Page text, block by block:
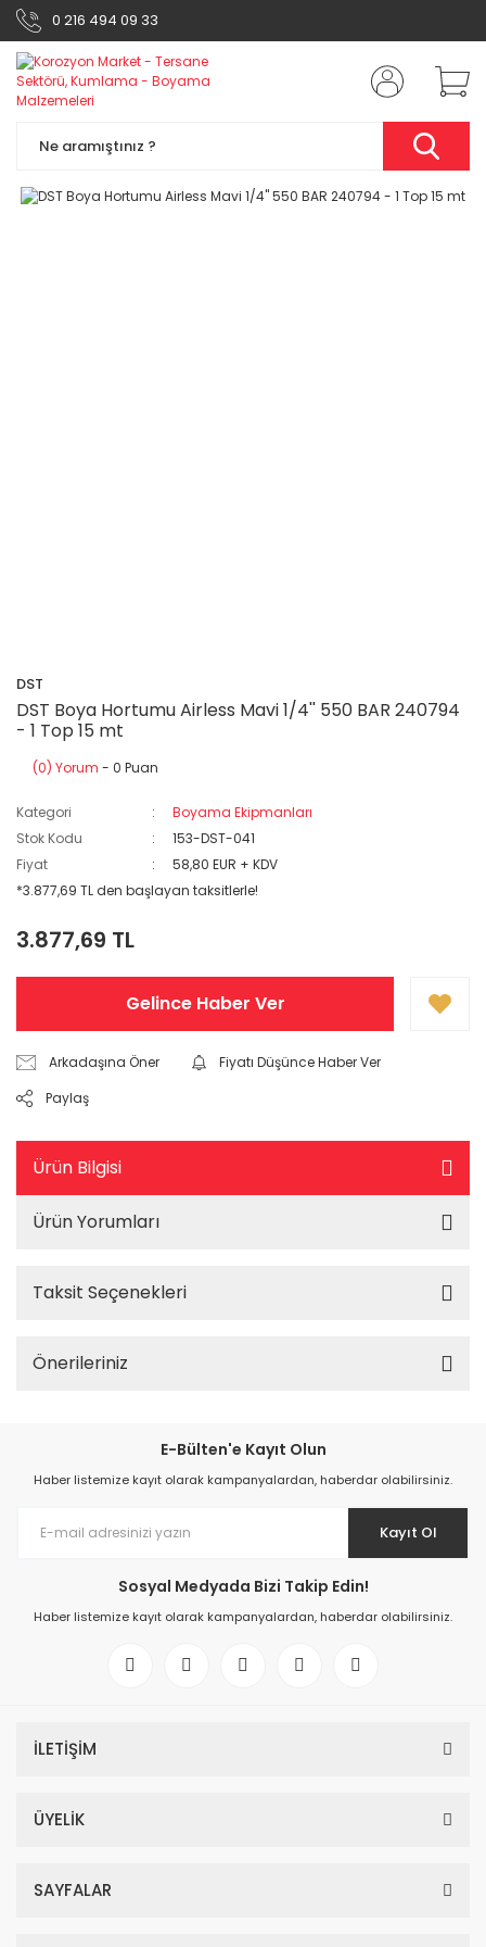
0 216 494 09 33
DST
DST Boya Hortumu Airless Mavi 1/4'' 550 BAR 240794
- 1 Top 15 mt
(0) Yorum - 0 Puan
Kategori
Boyama Ekipmanları
Stok Kodu
153-DST-041
Fiyat
58,80 EUR + KDV
*3.877,69 TL den başlayan taksitlerle!
3.877,69 TL
Gelince Haber Ver
Arkadaşına Öner
Fiyatı Düşünce Haber Ver
Paylaş
Ürün Bilgisi
Ürün Yorumları
Taksit Seçenekleri
Önerileriniz
E-Bülten'e Kayıt Olun
Haber listemize kayıt olarak kampanyalardan, haberdar olabilirsiniz.
Kayıt Ol
Sosyal Medyada Bizi Takip Edin!
Haber listemize kayıt olarak kampanyalardan, haberdar olabilirsiniz.
İLETİŞİM
ÜYELİK
SAYFALAR